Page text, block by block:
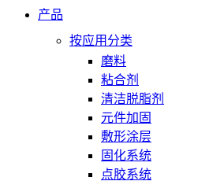
产品
按应用分类
磨料
粘合剂
清洁脱脂剂
元件加固
敷形涂层
固化系统
点胶系统